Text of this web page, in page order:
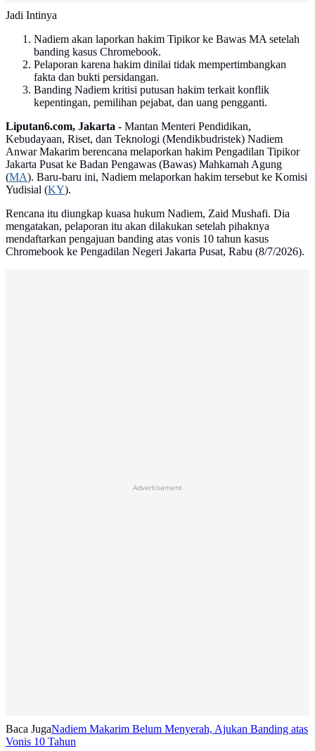
Jadi Intinya
Nadiem akan laporkan hakim Tipikor ke Bawas MA setelah
banding kasus Chromebook.
Pelaporan karena hakim dinilai tidak mempertimbangkan
fakta dan bukti persidangan.
Banding Nadiem kritisi putusan hakim terkait konflik
kepentingan, pemilihan pejabat, dan uang pengganti.
Liputan6.com, Jakarta - Mantan Menteri Pendidikan,
Kebudayaan, Riset, dan Teknologi (Mendikbudristek) Nadiem
Anwar Makarim berencana melaporkan hakim Pengadilan Tipikor
Jakarta Pusat ke Badan Pengawas (Bawas) Mahkamah Agung
(MA). Baru-baru ini, Nadiem melaporkan hakim tersebut ke Komisi
Yudisial (KY).
Rencana itu diungkap kuasa hukum Nadiem, Zaid Mushafi. Dia
mengatakan, pelaporan itu akan dilakukan setelah pihaknya
mendaftarkan pengajuan banding atas vonis 10 tahun kasus
Chromebook ke Pengadilan Negeri Jakarta Pusat, Rabu (8/7/2026).
Advertisement
Baca JugaNadiem Makarim Belum Menyerah, Ajukan Banding atas
Vonis 10 Tahun